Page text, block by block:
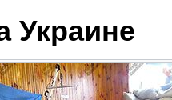
Украине